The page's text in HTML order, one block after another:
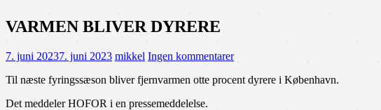
VARMEN BLIVER DYRERE
7. juni 20237. juni 2023 mikkel Ingen kommentarer
Til næste fyringssæson bliver fjernvarmen otte procent dyrere i København.
Det meddeler HOFOR i en pressemeddelelse.